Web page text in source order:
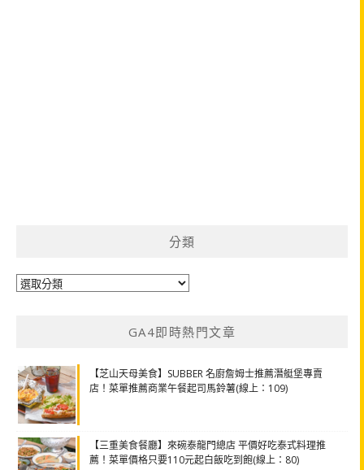
分類
分
GA4即時熱門文章
【芝山天母美食】SUBBER 名廚詹姆士推薦潛艇堡專賣
店！菜單推薦商業午餐起司馬鈴薯(線上：109)
【三重美食餐廳】來碗泰龍門總店 平價好吃泰式料理推
薦！菜單價格只要110元起白飯吃到飽(線上：80)